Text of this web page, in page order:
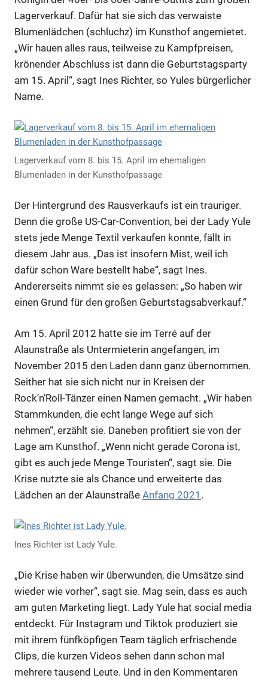
Lagerverkauf. Dafür hat sie sich das verwaiste
Blumenlädchen (schluchz) im Kunsthof angemietet.
„Wir hauen alles raus, teilweise zu Kampfpreisen,
krönender Abschluss ist dann die Geburtstagsparty
am 15. April“, sagt Ines Richter, so Yules bürgerlicher
Name.
Lagerverkauf vom 8. bis 15. April im ehemaligen
Blumenladen in der Kunsthofpassage
Der Hintergrund des Rausverkaufs ist ein trauriger.
Denn die große US-Car-Convention, bei der Lady Yule
stets jede Menge Textil verkaufen konnte, fällt in
diesem Jahr aus. „Das ist insofern Mist, weil ich
dafür schon Ware bestellt habe“, sagt Ines.
Andererseits nimmt sie es gelassen: „So haben wir
einen Grund für den großen Geburtstagsabverkauf.“
Am 15. April 2012 hatte sie im Terré auf der
Alaunstraße als Untermieterin angefangen, im
November 2015 den Laden dann ganz übernommen.
Seither hat sie sich nicht nur in Kreisen der
Rock’n’Roll-Tänzer einen Namen gemacht. „Wir haben
Stammkunden, die echt lange Wege auf sich
nehmen“, erzählt sie. Daneben profitiert sie von der
Lage am Kunsthof. „Wenn nicht gerade Corona ist,
gibt es auch jede Menge Touristen“, sagt sie. Die
Krise nutzte sie als Chance und erweiterte das
Lädchen an der Alaunstraße Anfang 2021 .
Ines Richter ist Lady Yule.
„Die Krise haben wir überwunden, die Umsätze sind
wieder wie vorher“, sagt sie. Mag sein, dass es auch
am guten Marketing liegt. Lady Yule hat social media
entdeckt. Für Instagram und Tiktok produziert sie
mit ihrem fünfköpfigen Team täglich erfrischende
Clips, die kurzen Videos sehen dann schon mal
mehrere tausend Leute. Und in den Kommentaren